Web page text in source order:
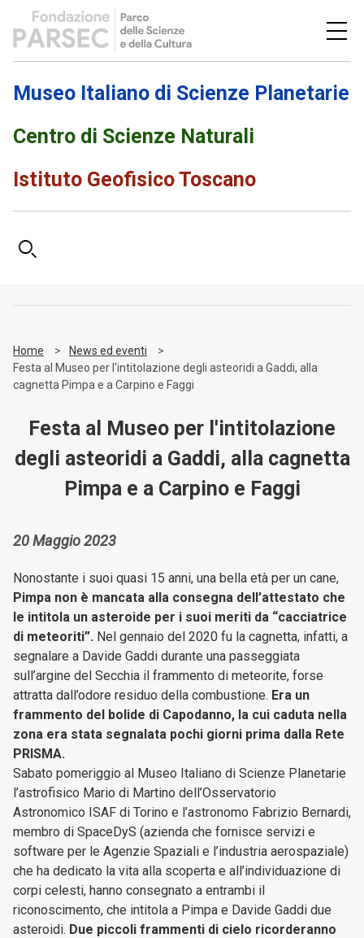
Museo Italiano di Scienze Planetarie
Centro di Scienze Naturali
Istituto Geofisico Toscano
Home
News ed eventi
Festa al Museo per l'intitolazione degli asteoridi a Gaddi, alla
cagnetta Pimpa e a Carpino e Faggi
Festa al Museo per l'intitolazione
degli asteoridi a Gaddi, alla cagnetta
Pimpa e a Carpino e Faggi
20 Maggio 2023
Nonostante i suoi quasi 15 anni, una bella età per un cane,
Pimpa non è mancata alla consegna dell’attestato che
le intitola un asteroide per i suoi meriti da “cacciatrice
di meteoriti”. Nel gennaio del 2020 fu la cagnetta, infatti, a
segnalare a Davide Gaddi durante una passeggiata
sull’argine del Secchia il frammento di meteorite, forse
attratta dall’odore residuo della combustione. Era un
frammento del bolide di Capodanno, la cui caduta nella
zona era stata segnalata pochi giorni prima dalla Rete
PRISMA.
Sabato pomeriggio al Museo Italiano di Scienze Planetarie
l’astrofisico Mario di Martino dell’Osservatorio
Astronomico ISAF di Torino e l’astronomo Fabrizio Bernardi,
membro di SpaceDyS (azienda che fornisce servizi e
software per le Agenzie Spaziali e l’industria aerospaziale)
che ha dedicato la vita alla scoperta e all’individuazione di
corpi celesti, hanno consegnato a entrambi il
riconoscimento, che intitola a Pimpa e Davide Gaddi due
asteroidi. Due piccoli frammenti di cielo ricorderanno